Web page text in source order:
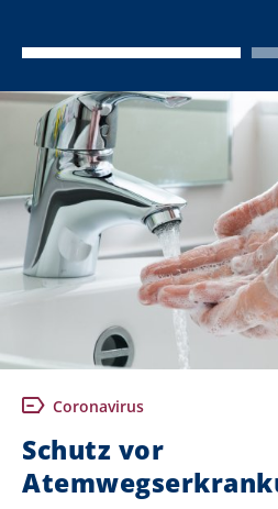
Coronavirus
Schutz vor